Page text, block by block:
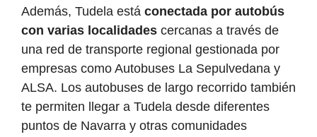
Además, Tudela está conectada por autobús
con varias localidades cercanas a través de
una red de transporte regional gestionada por
empresas como Autobuses La Sepulvedana y
ALSA. Los autobuses de largo recorrido también
te permiten llegar a Tudela desde diferentes
puntos de Navarra y otras comunidades